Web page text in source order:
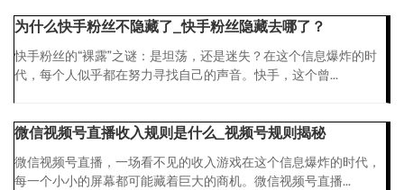
为什么快手粉丝不隐藏了_快手粉丝隐藏去哪了？
快手粉丝的“裸露”之谜：是坦荡，还是迷失？在这个信息爆炸的时
代，每个人似乎都在努力寻找自己的声音。快手，这个曾...
微信视频号直播收入规则是什么_视频号规则揭秘
微信视频号直播，一场看不见的收入游戏在这个信息爆炸的时代，
每一个小小的屏幕都可能藏着巨大的商机。微信视频号直播...